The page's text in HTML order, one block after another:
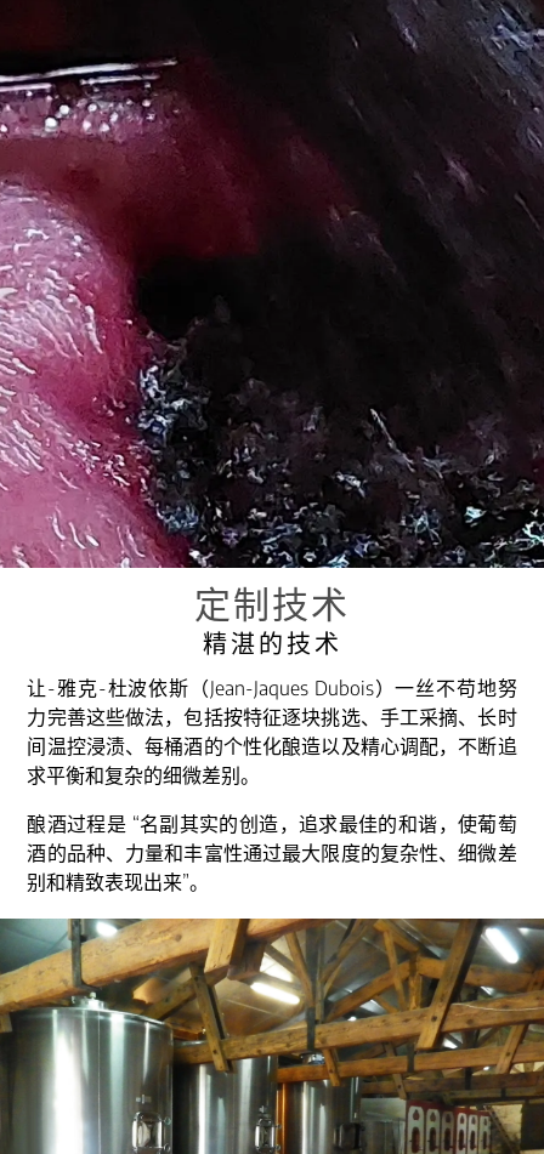
定制技术
精湛的技术
让-雅克-杜波依斯（Jean-Jaques Dubois）一丝不苟地努
力完善这些做法，包括按特征逐块挑选、手工采摘、长时
间温控浸渍、每桶酒的个性化酿造以及精心调配，不断追
求平衡和复杂的细微差别。
酿酒过程是 “名副其实的创造，追求最佳的和谐，使葡萄
酒的品种、力量和丰富性通过最大限度的复杂性、细微差
别和精致表现出来”。